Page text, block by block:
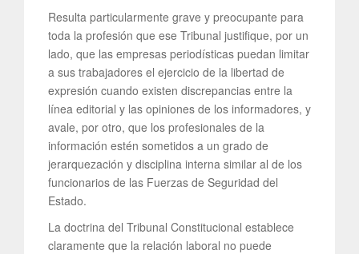
Resulta particularmente grave y preocupante para
toda la profesión que ese Tribunal justifique, por un
lado, que las empresas periodísticas puedan limitar
a sus trabajadores el ejercicio de la libertad de
expresión cuando existen discrepancias entre la
línea editorial y las opiniones de los informadores, y
avale, por otro, que los profesionales de la
información estén sometidos a un grado de
jerarquezación y disciplina interna similar al de los
funcionarios de las Fuerzas de Seguridad del
Estado.
La doctrina del Tribunal Constitucional establece
claramente que la relación laboral no puede